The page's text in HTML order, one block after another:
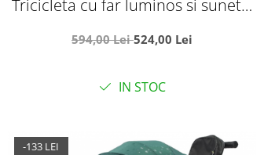
Tricicleta cu far luminos si sunete,
594,00 Lei524,00 Lei
IN STOC
-133 LEI